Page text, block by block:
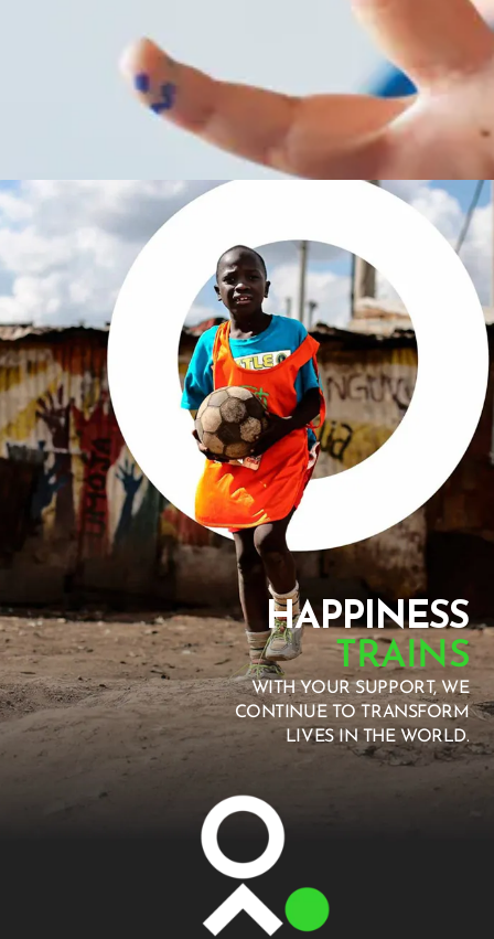
HAPPINESS
TRAINS
WITH YOUR SUPPORT, WE
CONTINUE TO TRANSFORM
LIVES IN THE WORLD.